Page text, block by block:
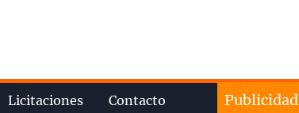
Licitaciones Contacto Publicidad